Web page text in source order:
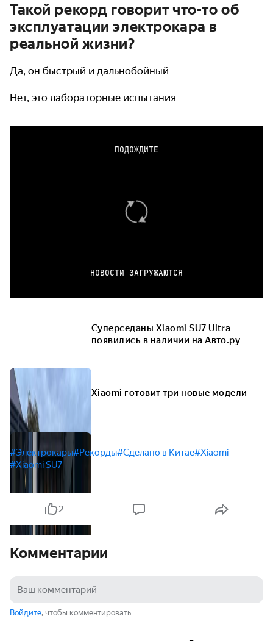
Такой рекорд говорит что-то об
эксплуатации электрокара в
реальной жизни?
Да, он быстрый и дальнобойный
Нет, это лабораторные испытания
ПОДОЖДИТЕ
НОВОСТИ ЗАГРУЖАЮТСЯ
Суперседаны Xiaomi SU7 Ultra
появились в наличии на Авто.ру
Xiaomi готовит три новые модели
#Электрокары#Рекорды#Сделано в Китае#Xiaomi
#Xiaomi SU7
2
Комментарии
Войдите, чтобы комментировать